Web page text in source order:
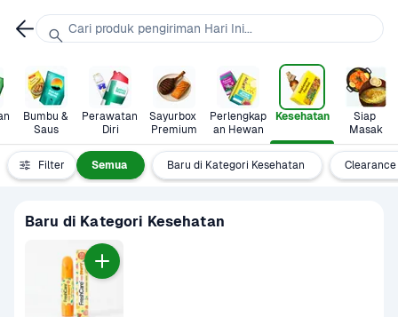
Bumbu &
Saus
Perawatan
Diri
Sayurbox
Premium
Perlengkap
an Hewan
Kesehatan
Siap
Masak
Filter Semua Baru di Kategori Kesehatan
Baru di Kategori Kesehatan
Cari produk pengiriman Hari Ini...